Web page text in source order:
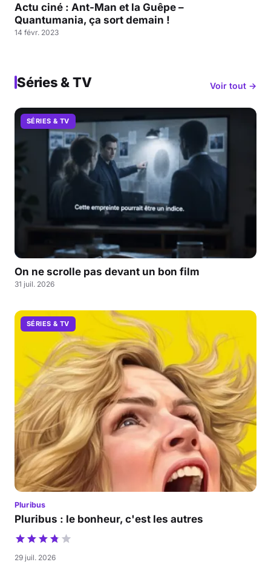
Actu ciné : Ant-Man et la Guêpe –
Quantumania, ça sort demain !
14 févr. 2023
Séries & TV Voir tout →
SÉRIES & TV
On ne scrolle pas devant un bon film
31 juil. 2026
SÉRIES & TV
Pluribus
Pluribus : le bonheur, c'est les autres
29 juil. 2026